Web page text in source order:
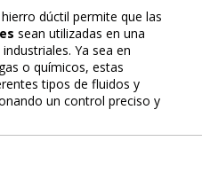
dúctil permite que las
sean utilizadas en una
Ya sea en
o químicos, estas
tipos de fluidos y
un control preciso y